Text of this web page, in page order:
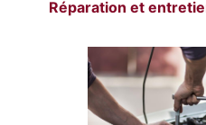
Réparation et